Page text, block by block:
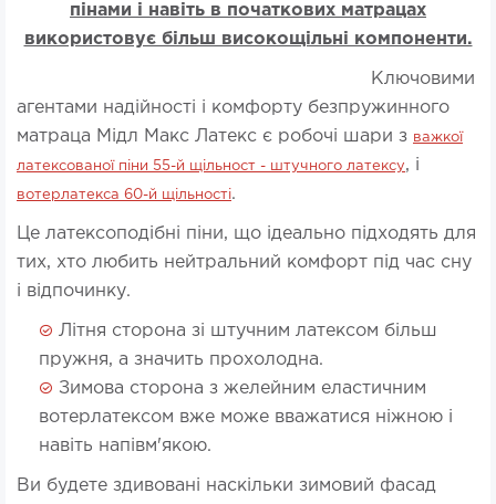
пінами і навіть в початкових матрацах
використовує більш високощільні компоненти.
Ключовими
агентами надійності і комфорту безпружинного
матраца Мідл Макс Латекс є робочі шари з важкої
латексованої піни 55-й щільност - штучного латексу, і
вотерлатекса 60-й щільності.
Це латексоподібні піни, що ідеально підходять для
тих, хто любить нейтральний комфорт під час сну
і відпочинку.
Літня сторона зі штучним латексом більш
пружня, а значить прохолодна.
Зимова сторона з желейним еластичним
вотерлатексом вже може вважатися ніжною і
навіть напівм'якою.
Ви будете здивовані наскільки зимовий фасад